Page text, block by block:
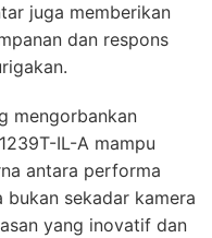
juga memberikan
dan respons
mengorbankan
IL-A mampu
antara performa
sekadar kamera
yang inovatif dan